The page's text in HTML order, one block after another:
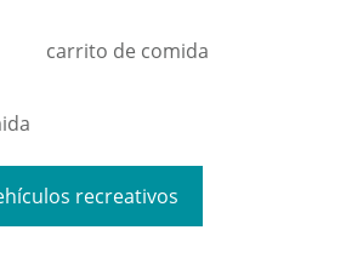
carrito de comida
recreativos